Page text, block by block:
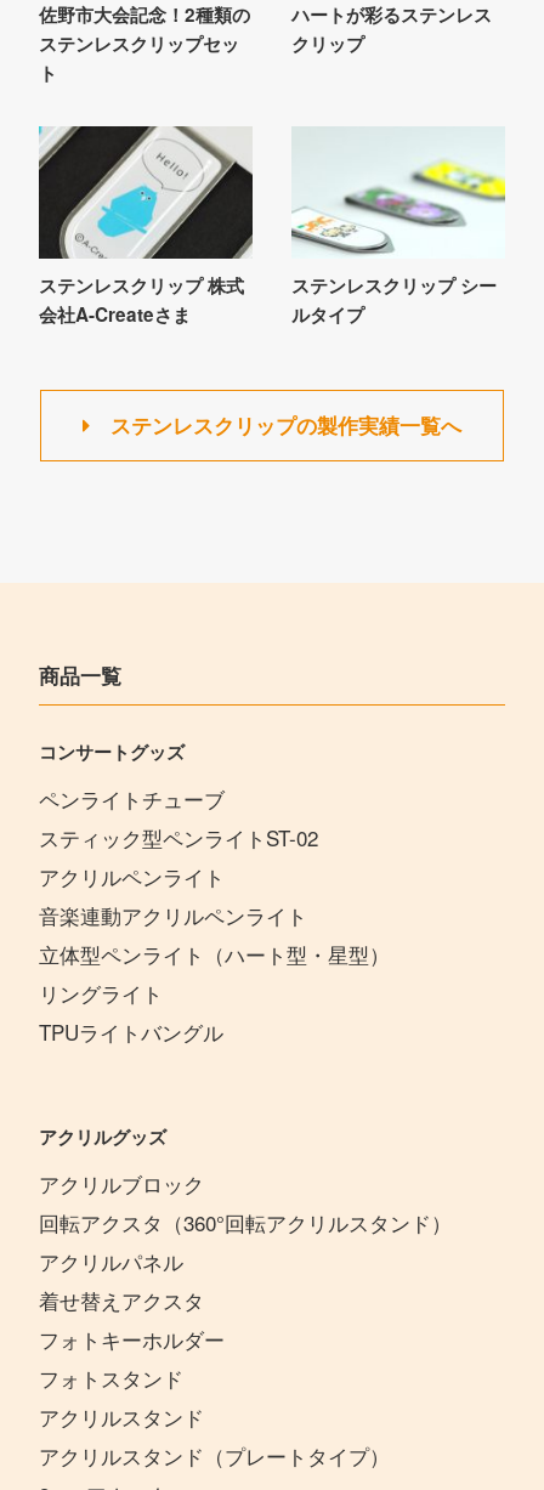
佐野市大会記念！2種類の
ステンレスクリップセッ
ト
ハートが彩るステンレス
クリップ
ステンレスクリップ 株式
会社A-Createさま
ステンレスクリップ シー
ルタイプ
ステンレスクリップの製作実績一覧へ
商品一覧
コンサートグッズ
ペンライトチューブ
スティック型ペンライトST-02
アクリルペンライト
音楽連動アクリルペンライト
立体型ペンライト（ハート型・星型）
リングライト
TPUライトバングル
アクリルグッズ
アクリルブロック
回転アクスタ（360°回転アクリルスタンド）
アクリルパネル
着せ替えアクスタ
フォトキーホルダー
フォトスタンド
アクリルスタンド
アクリルスタンド（プレートタイプ）